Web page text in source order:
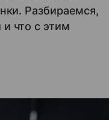
Разбираемся,
что с этим